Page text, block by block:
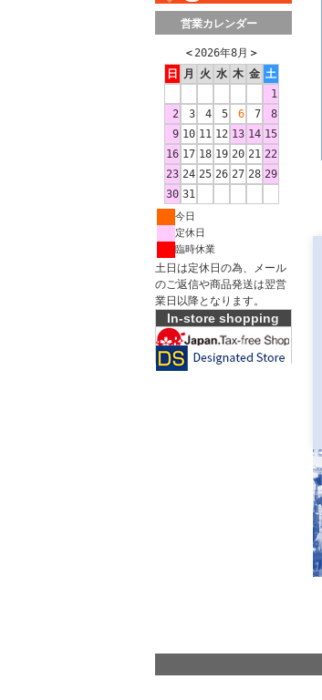
営業カレンダー
＜ 2026年8月 ＞
日
月 火 水 木 金 土
1
2
3 4 5 6 7
8
9 10 11 12 13 14 15
16 17 18 19 20 21 22
23 24 25 26 27 28 29
30 31
今日
定休日
臨時休業
土日は定休日の為、メール
のご返信や商品発送は翌営
業日以降となります。
In-store shopping